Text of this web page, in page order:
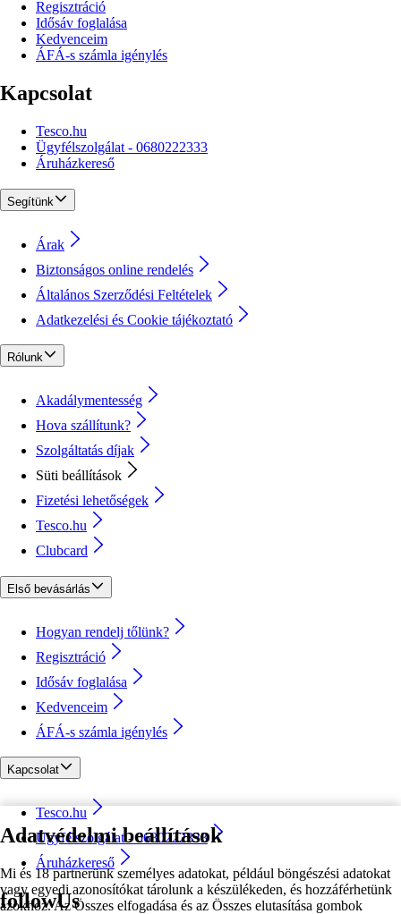
Adatvédelmi beállítások
Mi és 18 partnerünk személyes adatokat, például böngészési adatokat
vagy egyedi azonosítókat tárolunk a készülékeden, és hozzáférhetünk
azokhoz. Az Összes elfogadása és az Összes elutasítása gombok
Regisztráció
Idősáv foglalása
Kedvenceim
ÁFÁ-s számla igénylés
Kapcsolat
Tesco.hu
Ügyfélszolgálat - 0680222333
Áruházkereső
Segítünk
Árak
Biztonságos online rendelés
Általános Szerződési Feltételek
Adatkezelési és Cookie tájékoztató
Rólunk
Akadálymentesség
Hova szállítunk?
Szolgáltatás díjak
Süti beállítások
Fizetési lehetőségek
Tesco.hu
Clubcard
Első bevásárlás
Hogyan rendelj tőlünk?
Regisztráció
Idősáv foglalása
Kedvenceim
ÁFÁ-s számla igénylés
Kapcsolat
Tesco.hu
Ügyfélszolgálat - 0680222333
Áruházkereső
followUs